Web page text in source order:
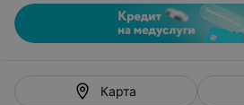
Карта